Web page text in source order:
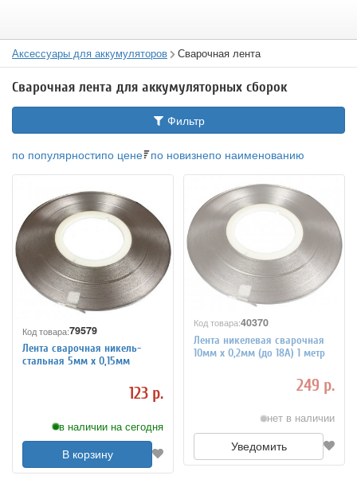
Аксессуары для аккумуляторов Сварочная лента
Сварочная лента для аккумуляторных сборок
Фильтр
по популярностипо цене по новизнепо наименованию
Код товара:79579
Лента сварочная никель-
стальная 5мм х 0,15мм
123 р.
в наличии на сегодня
В корзину
Код товара:40370
Лента никелевая сварочная
10мм х 0,2мм (до 18А) 1 метр
249 р.
нет в наличии
Уведомить